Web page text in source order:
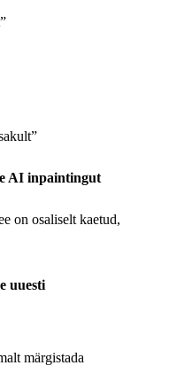
AI inpaintingut
on osaliselt kaetud,
uuesti
märgistada